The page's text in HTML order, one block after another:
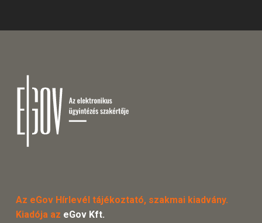
Az eGov Hírlevél tájékoztató, szakmai kiadvány.
Kiadója az eGov Kft.